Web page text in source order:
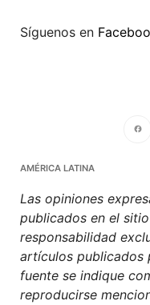
Síguenos en
AMÉRICA LATINA
Las opiniones
publicados en el
responsabilidad
artículos publicados
fuente se indique
reproducirse